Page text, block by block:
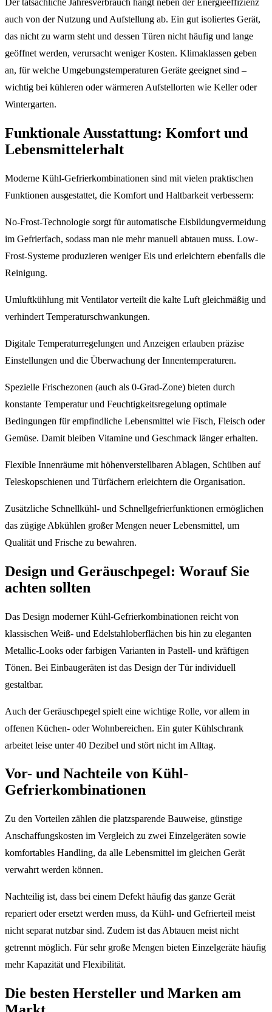
Der tatsächliche Jahresverbrauch hängt neben der Energieeffizienz
auch von der Nutzung und Aufstellung ab. Ein gut isoliertes Gerät,
das nicht zu warm steht und dessen Türen nicht häufig und lange
geöffnet werden, verursacht weniger Kosten. Klimaklassen geben
an, für welche Umgebungstemperaturen Geräte geeignet sind –
wichtig bei kühleren oder wärmeren Aufstellorten wie Keller oder
Wintergarten.
Funktionale Ausstattung: Komfort und
Lebensmittelerhalt
Moderne Kühl-Gefrierkombinationen sind mit vielen praktischen
Funktionen ausgestattet, die Komfort und Haltbarkeit verbessern:
No-Frost-Technologie sorgt für automatische Eisbildungvermeidung
im Gefrierfach, sodass man nie mehr manuell abtauen muss. Low-
Frost-Systeme produzieren weniger Eis und erleichtern ebenfalls die
Reinigung.
Umluftkühlung mit Ventilator verteilt die kalte Luft gleichmäßig und
verhindert Temperaturschwankungen.
Digitale Temperaturregelungen und Anzeigen erlauben präzise
Einstellungen und die Überwachung der Innentemperaturen.
Spezielle Frischezonen (auch als 0-Grad-Zone) bieten durch
konstante Temperatur und Feuchtigkeitsregelung optimale
Bedingungen für empfindliche Lebensmittel wie Fisch, Fleisch oder
Gemüse. Damit bleiben Vitamine und Geschmack länger erhalten.
Flexible Innenräume mit höhenverstellbaren Ablagen, Schüben auf
Teleskopschienen und Türfächern erleichtern die Organisation.
Zusätzliche Schnellkühl- und Schnellgefrierfunktionen ermöglichen
das zügige Abkühlen großer Mengen neuer Lebensmittel, um
Qualität und Frische zu bewahren.
Design und Geräuschpegel: Worauf Sie
achten sollten
Das Design moderner Kühl-Gefrierkombinationen reicht von
klassischen Weiß- und Edelstahloberflächen bis hin zu eleganten
Metallic-Looks oder farbigen Varianten in Pastell- und kräftigen
Tönen. Bei Einbaugeräten ist das Design der Tür individuell
gestaltbar.
Auch der Geräuschpegel spielt eine wichtige Rolle, vor allem in
offenen Küchen- oder Wohnbereichen. Ein guter Kühlschrank
arbeitet leise unter 40 Dezibel und stört nicht im Alltag.
Vor- und Nachteile von Kühl-
Gefrierkombinationen
Zu den Vorteilen zählen die platzsparende Bauweise, günstige
Anschaffungskosten im Vergleich zu zwei Einzelgeräten sowie
komfortables Handling, da alle Lebensmittel im gleichen Gerät
verwahrt werden können.
Nachteilig ist, dass bei einem Defekt häufig das ganze Gerät
repariert oder ersetzt werden muss, da Kühl- und Gefrierteil meist
nicht separat nutzbar sind. Zudem ist das Abtauen meist nicht
getrennt möglich. Für sehr große Mengen bieten Einzelgeräte häufig
mehr Kapazität und Flexibilität.
Die besten Hersteller und Marken am